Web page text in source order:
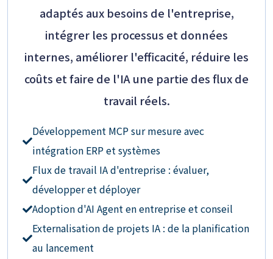
adaptés aux besoins de l'entreprise,
intégrer les processus et données
internes, améliorer l'efficacité, réduire les
coûts et faire de l'IA une partie des flux de
travail réels.
Développement MCP sur mesure avec
intégration ERP et systèmes
Flux de travail IA d'entreprise : évaluer,
développer et déployer
Adoption d'AI Agent en entreprise et conseil
Externalisation de projets IA : de la planification
au lancement